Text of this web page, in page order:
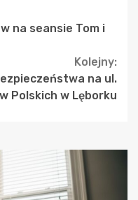
na seansie Tom i
Kolejny:
na ul.
Polskich w Lęborku